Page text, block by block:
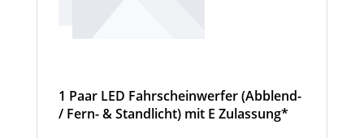
1 Paar LED Fahrscheinwerfer (Abblend-
/ Fern- & Standlicht) mit E Zulassung*